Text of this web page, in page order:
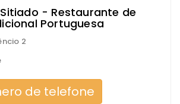
- Restaurante de
Portuguesa
2
de telefone